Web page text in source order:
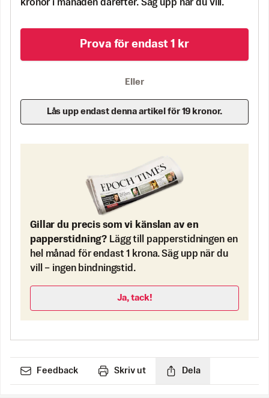
kronor i månaden därefter. Säg upp när du vill.
Prova för endast 1 kr
Eller
Lås upp endast denna artikel för 19 kronor.
Gillar du precis som vi känslan av en
papperstidning? Lägg till papperstidningen en
hel månad för endast 1 krona. Säg upp när du
vill – ingen bindningstid.
Ja, tack!
Feedback Skriv ut Dela